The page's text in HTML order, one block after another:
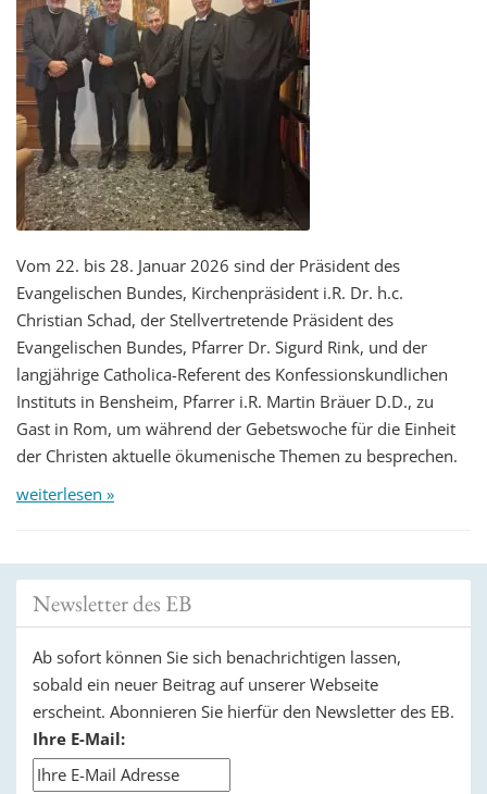
Vom 22. bis 28. Januar 2026 sind der Präsident des
Evangelischen Bundes, Kirchenpräsident i.R. Dr. h.c.
Christian Schad, der Stellvertretende Präsident des
Evangelischen Bundes, Pfarrer Dr. Sigurd Rink, und der
langjährige Catholica-Referent des Konfessionskundlichen
Instituts in Bensheim, Pfarrer i.R. Martin Bräuer D.D., zu
Gast in Rom, um während der Gebetswoche für die Einheit
der Christen aktuelle ökumenische Themen zu besprechen.
weiterlesen »
Newsletter des EB
Ab sofort können Sie sich benachrichtigen lassen,
sobald ein neuer Beitrag auf unserer Webseite
erscheint. Abonnieren Sie hierfür den Newsletter des EB.
Ihre E-Mail: